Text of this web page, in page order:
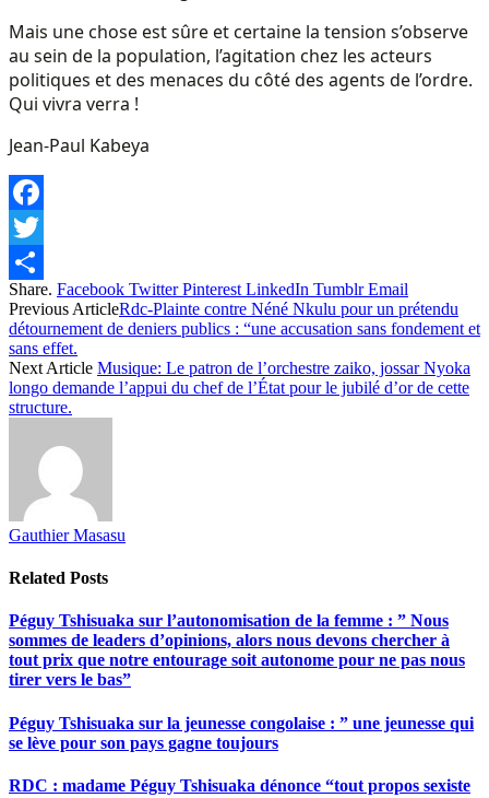
Mais une chose est sûre et certaine la tension s’observe
au sein de la population, l’agitation chez les acteurs
politiques et des menaces du côté des agents de l’ordre.
Qui vivra verra !
Jean-Paul Kabeya
Facebook
Twitter
Share
Share. Facebook Twitter Pinterest LinkedIn Tumblr Email
Previous ArticleRdc-Plainte contre Néné Nkulu pour un prétendu
détournement de deniers publics : “une accusation sans fondement et
sans effet.
Next Article Musique: Le patron de l’orchestre zaiko, jossar Nyoka
longo demande l’appui du chef de l’État pour le jubilé d’or de cette
structure.
Gauthier Masasu
Related Posts
Péguy Tshisuaka sur l’autonomisation de la femme : ” Nous
sommes de leaders d’opinions, alors nous devons chercher à
tout prix que notre entourage soit autonome pour ne pas nous
tirer vers le bas”
Péguy Tshisuaka sur la jeunesse congolaise : ” une jeunesse qui
se lève pour son pays gagne toujours
RDC : madame Péguy Tshisuaka dénonce “tout propos sexiste